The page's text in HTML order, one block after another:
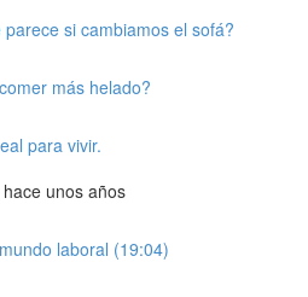
si cambiamos el sofá?
más helado?
para vivir.
unos años
laboral (19:04)